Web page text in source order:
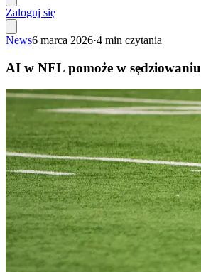
Zaloguj się
News6 marca 2026·4 min czytania
AI w NFL pomoże w sędziowaniu